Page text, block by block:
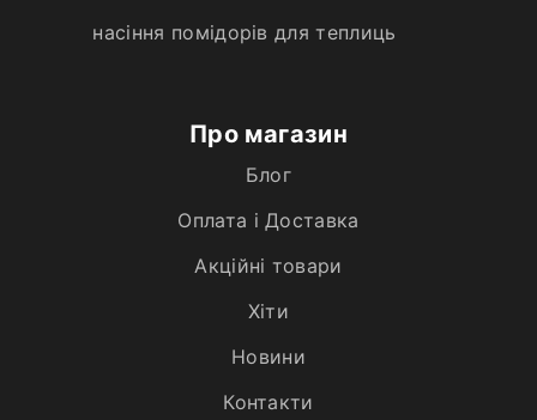
насіння помідорів для теплиць
Про магазин
Блог
Оплата і Доставка
Акційні товари
Хiти
Новини
Контакти